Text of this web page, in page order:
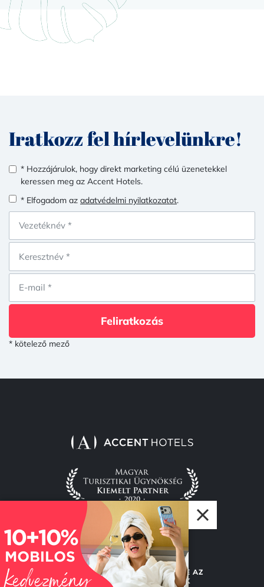
Iratkozz fel hírlevelünkre!
* Hozzájárulok, hogy direkt marketing célú üzenetekkel
keressen meg az Accent Hotels.
* Elfogadom az adatvédelmi nyilatkozatot.
Feliratkozás
* kötelező mező
© 2026 Accent Hotel Solutions Kft.
TUDJ MEG TÖBBET RÓLUNK
LÉGY RÉSZE AZ
ACCENTNEK